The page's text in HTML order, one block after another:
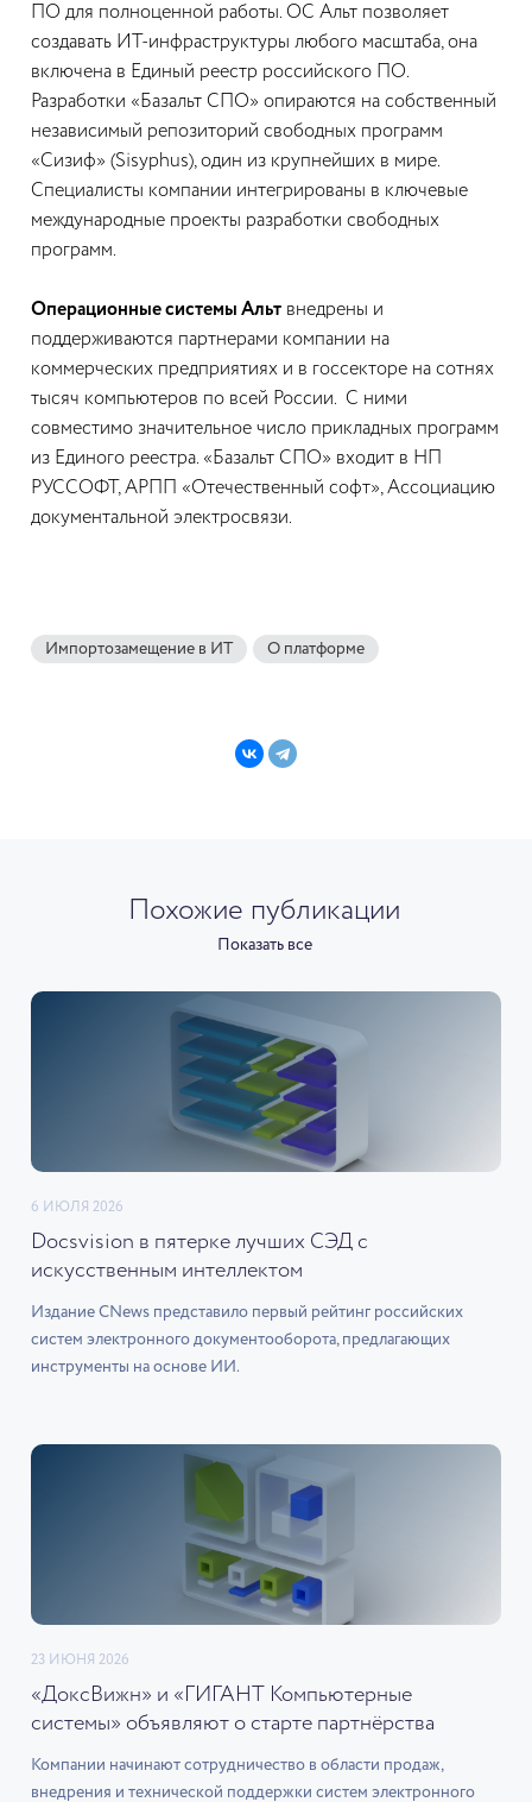
ПО для полноценной работы. ОС Альт позволяет
создавать ИТ-инфраструктуры любого масштаба, она
включена в Единый реестр российского ПО.
Разработки «Базальт СПО» опираются на собственный
независимый репозиторий свободных программ
«Сизиф» (Sisyphus), один из крупнейших в мире.
Специалисты компании интегрированы в ключевые
международные проекты разработки свободных
программ.
Операционные системы Альт внедрены и
поддерживаются партнерами компании на
коммерческих предприятиях и в госсекторе на сотнях
тысяч компьютеров по всей России. С ними
совместимо значительное число прикладных программ
из Единого реестра. «Базальт СПО» входит в НП
РУССОФТ, АРПП «Отечественный софт», Ассоциацию
документальной электросвязи.
Импортозамещение в ИТ О платформе
Похожие публикации
Показать все
6 ИЮЛЯ 2026
Docsvision в пятерке лучших СЭД с
искусственным интеллектом
Издание CNews представило первый рейтинг российских
систем электронного документооборота, предлагающих
инструменты на основе ИИ.
23 ИЮНЯ 2026
«ДоксВижн» и «ГИГАНТ Компьютерные
системы» объявляют о старте партнёрства
Компании начинают сотрудничество в области продаж,
внедрения и технической поддержки систем электронного